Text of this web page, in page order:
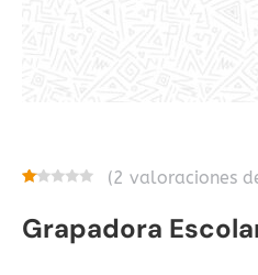
Grapadora
1.00
(2 valoraciones